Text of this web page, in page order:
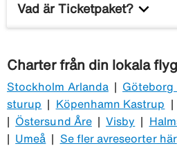
var flexibel med avreseort.
Turkiet och Kroatien är stora
Egypten, Thailand och
Här hittar du även fler
charterdestinationer.
resan direkt hos
sätt hittar du snabbt den resa
utan att behöva leta runt på
Vad är Ticketpaket? keyboard_arrow_down
med reguljärflyg, men ibland
beroende på destination. Till
traditionell charter finns ofta
det gäller reslängd, hotell och
våraTicketpaket.
Charter från din lokala
Stockholm Arlanda Göteborg
sturup
Köpenhamn Kastrup
Östersund Åre|Visby
Umeå Se fler avreseorter här